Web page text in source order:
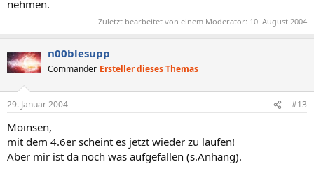
nehmen.
Zuletzt bearbeitet von einem Moderator: 10. August 2004
n00blesupp
Commander Ersteller dieses Themas
29. Januar 2004 #13
Moinsen,
mit dem 4.6er scheint es jetzt wieder zu laufen!
Aber mir ist da noch was aufgefallen (s.Anhang).